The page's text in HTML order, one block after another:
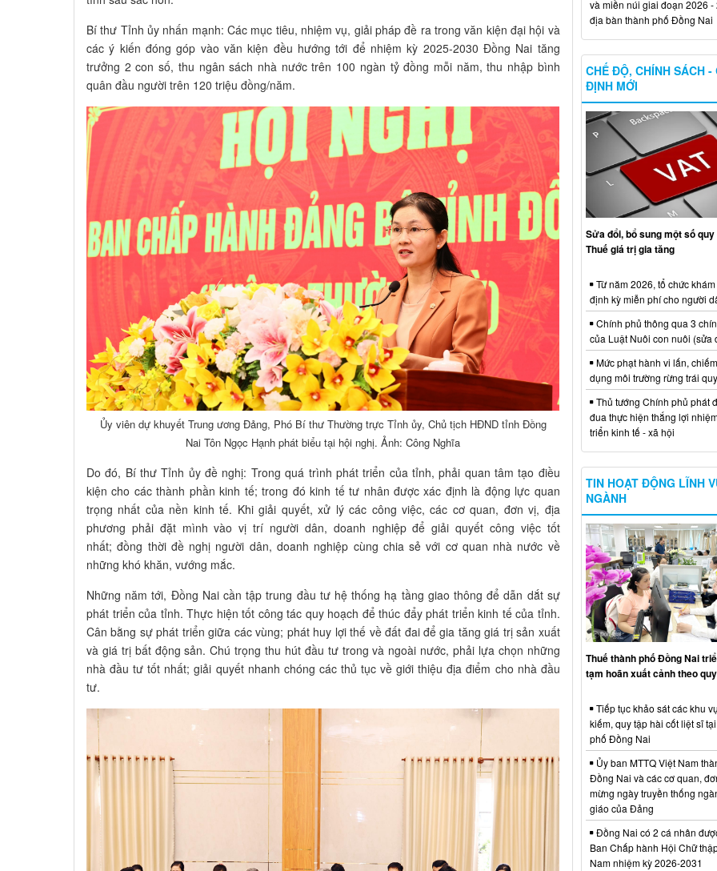
Bí thư Tỉnh ủy nhấn mạnh: Các mục tiêu, nhiệm vụ, giải pháp đề ra trong văn kiện đại hội và
các ý kiến đóng góp vào văn kiện đều hướng tới để nhiệm kỳ 2025-2030 Đồng Nai tăng
trưởng 2 con số, thu ngân sách nhà nước trên 100 ngàn tỷ đồng mỗi năm, thu nhập bình
quân đầu người trên 120 triệu đồng/năm.
Ủy viên dự khuyết Trung ương Đảng, Phó Bí thư Thường trực Tỉnh ủy, Chủ tịch HĐND tỉnh Đồng
Nai Tôn Ngọc Hạnh phát biểu tại hội nghị. Ảnh: Công Nghĩa
Do đó, Bí thư Tỉnh ủy đề nghị: Trong quá trình phát triển của tỉnh, phải quan tâm tạo điều
kiện cho các thành phần kinh tế; trong đó kinh tế tư nhân được xác định là động lực quan
trọng nhất của nền kinh tế. Khi giải quyết, xử lý các công việc, các cơ quan, đơn vị, địa
phương phải đặt mình vào vị trí người dân, doanh nghiệp để giải quyết công việc tốt
nhất; đồng thời đề nghị người dân, doanh nghiệp cùng chia sẻ với cơ quan nhà nước về
những khó khăn, vướng mắc.
Những năm tới, Đồng Nai cần tập trung đầu tư hệ thống hạ tầng giao thông để dẫn dắt sự
phát triển của tỉnh. Thực hiện tốt công tác quy hoạch để thúc đẩy phát triển kinh tế của tỉnh.
Cân bằng sự phát triển giữa các vùng; phát huy lợi thế về đất đai để gia tăng giá trị sản xuất
và giá trị bất động sản. Chú trọng thu hút đầu tư trong và ngoài nước, phải lựa chọn những
nhà đầu tư tốt nhất; giải quyết nhanh chóng các thủ tục về giới thiệu địa điểm cho nhà đầu
tư.
và miền núi giai đoạn 2026 -
địa bàn thành phố Đồng Nai
CHẾ ĐỘ, CHÍNH SÁCH -
ĐỊNH MỚI
Sửa đổi, bổ sung một số
Thuế giá trị gia tăng
Từ năm 2026, tổ chức
định kỳ miễn phí cho người
Chính phủ thông qua 3
của Luật Nuôi con nuôi (sửa
Mức phạt hành vi lấn,
dụng môi trường rừng trái
Thủ tướng Chính phủ phát
đua thực hiện thắng lợi
triển kinh tế - xã hội
TIN HOẠT ĐỘNG LĨNH
NGÀNH
Thuế thành phố Đồng Nai
tạm hoãn xuất cảnh theo
Tiếp tục khảo sát các khu
kiếm, quy tập hài cốt liệt sĩ
phố Đồng Nai
Ủy ban MTTQ Việt Nam
Đồng Nai và các cơ quan,
mừng ngày truyền thống
giáo của Đảng
Đồng Nai có 2 cá nhân
Ban Chấp hành Hội Chữ
Nam nhiệm kỳ 2026-2031